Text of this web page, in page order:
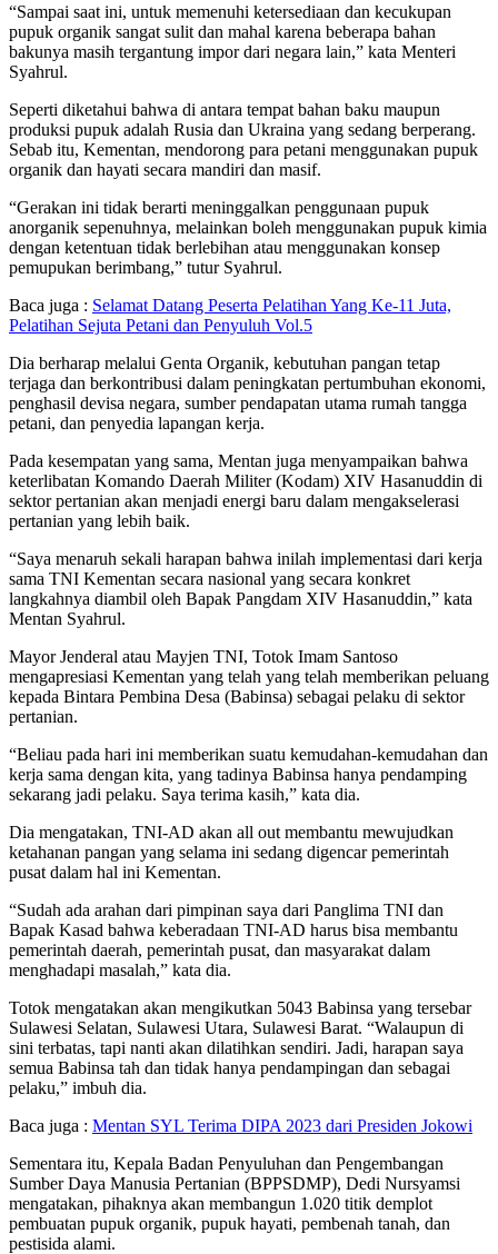
“Sampai saat ini, untuk memenuhi ketersediaan dan kecukupan
pupuk organik sangat sulit dan mahal karena beberapa bahan
bakunya masih tergantung impor dari negara lain,” kata Menteri
Syahrul.
Seperti diketahui bahwa di antara tempat bahan baku maupun
produksi pupuk adalah Rusia dan Ukraina yang sedang berperang.
Sebab itu, Kementan, mendorong para petani menggunakan pupuk
organik dan hayati secara mandiri dan masif.
“Gerakan ini tidak berarti meninggalkan penggunaan pupuk
anorganik sepenuhnya, melainkan boleh menggunakan pupuk kimia
dengan ketentuan tidak berlebihan atau menggunakan konsep
pemupukan berimbang,” tutur Syahrul.
Baca juga : Selamat Datang Peserta Pelatihan Yang Ke-11 Juta,
Pelatihan Sejuta Petani dan Penyuluh Vol.5
Dia berharap melalui Genta Organik, kebutuhan pangan tetap
terjaga dan berkontribusi dalam peningkatan pertumbuhan ekonomi,
penghasil devisa negara, sumber pendapatan utama rumah tangga
petani, dan penyedia lapangan kerja.
Pada kesempatan yang sama, Mentan juga menyampaikan bahwa
keterlibatan Komando Daerah Militer (Kodam) XIV Hasanuddin di
sektor pertanian akan menjadi energi baru dalam mengakselerasi
pertanian yang lebih baik.
“Saya menaruh sekali harapan bahwa inilah implementasi dari kerja
sama TNI Kementan secara nasional yang secara konkret
langkahnya diambil oleh Bapak Pangdam XIV Hasanuddin,” kata
Mentan Syahrul.
Mayor Jenderal atau Mayjen TNI, Totok Imam Santoso
mengapresiasi Kementan yang telah yang telah memberikan peluang
kepada Bintara Pembina Desa (Babinsa) sebagai pelaku di sektor
pertanian.
“Beliau pada hari ini memberikan suatu kemudahan-kemudahan dan
kerja sama dengan kita, yang tadinya Babinsa hanya pendamping
sekarang jadi pelaku. Saya terima kasih,” kata dia.
Dia mengatakan, TNI-AD akan all out membantu mewujudkan
ketahanan pangan yang selama ini sedang digencar pemerintah
pusat dalam hal ini Kementan.
“Sudah ada arahan dari pimpinan saya dari Panglima TNI dan
Bapak Kasad bahwa keberadaan TNI-AD harus bisa membantu
pemerintah daerah, pemerintah pusat, dan masyarakat dalam
menghadapi masalah,” kata dia.
Totok mengatakan akan mengikutkan 5043 Babinsa yang tersebar
Sulawesi Selatan, Sulawesi Utara, Sulawesi Barat. “Walaupun di
sini terbatas, tapi nanti akan dilatihkan sendiri. Jadi, harapan saya
semua Babinsa tah dan tidak hanya pendampingan dan sebagai
pelaku,” imbuh dia.
Baca juga : Mentan SYL Terima DIPA 2023 dari Presiden Jokowi
Sementara itu, Kepala Badan Penyuluhan dan Pengembangan
Sumber Daya Manusia Pertanian (BPPSDMP), Dedi Nursyamsi
mengatakan, pihaknya akan membangun 1.020 titik demplot
pembuatan pupuk organik, pupuk hayati, pembenah tanah, dan
pestisida alami.